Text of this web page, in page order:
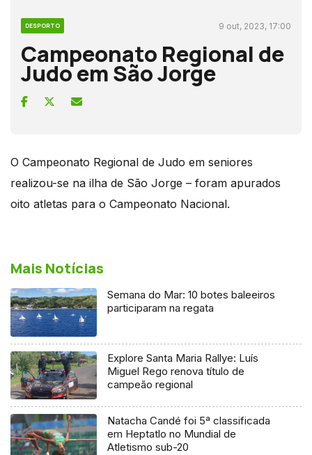
DESPORTO 9 out, 2023, 17:00
Campeonato Regional de
Judo em São Jorge
O Campeonato Regional de Judo em seniores
realizou-se na ilha de São Jorge – foram apurados
oito atletas para o Campeonato Nacional.
Mais Notícias
Semana do Mar: 10 botes baleeiros
participaram na regata
Explore Santa Maria Rallye: Luís
Miguel Rego renova título de
campeão regional
Natacha Candé foi 5ª classificada
em Heptatlo no Mundial de
Atletismo sub-20